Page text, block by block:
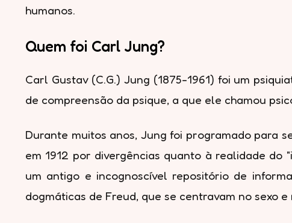
humanos.
Quem foi Carl Jung?
Carl Gustav (C.G.) Jung (1875-1961) foi um
de compreensão da psique, a que ele chamou
Durante muitos anos, Jung foi programado para
em 1912 por divergências quanto à realidade do
um antigo e incognoscível repositório de
dogmáticas de Freud, que se centravam no sexo